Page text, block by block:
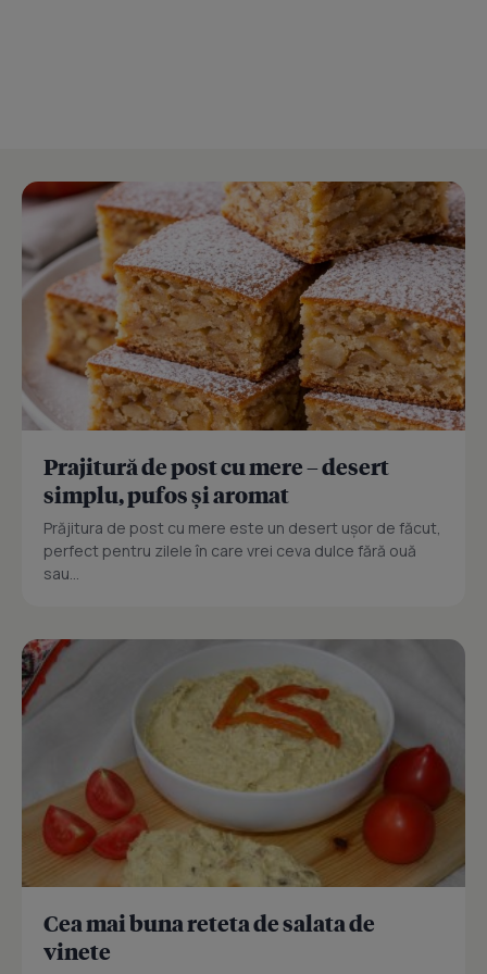
Prajitură de post cu mere – desert
simplu, pufos și aromat
Prăjitura de post cu mere este un desert ușor de făcut,
perfect pentru zilele în care vrei ceva dulce fără ouă
sau...
Cea mai buna reteta de salata de
vinete